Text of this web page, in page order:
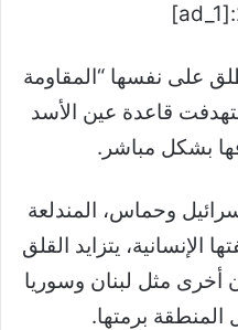
على نفسها “المقاومة
قاعدة عين الأسد
بشكل مباشر.
وحماس، المندلعة
الإنسانية، يتزايد القلق
أخرى مثل لبنان وسوريا
المنطقة برمتها.